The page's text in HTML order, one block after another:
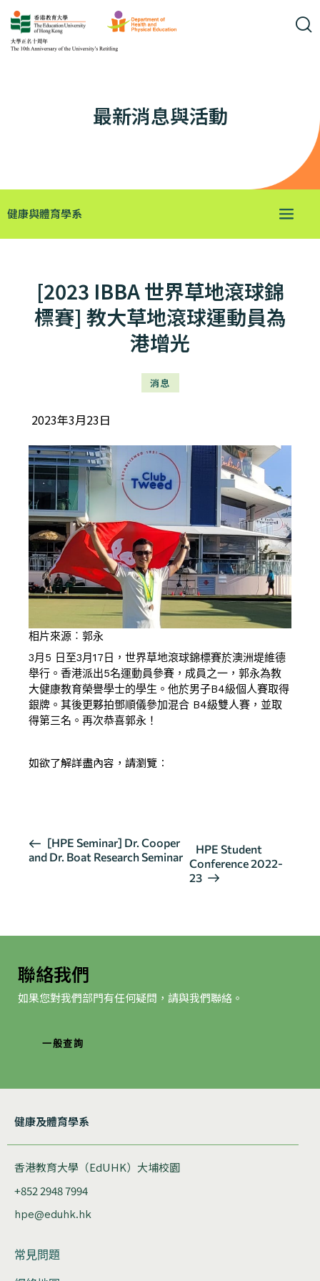
最新消息與活動
健康與體育學系
[2023 IBBA 世界草地滾球錦
標賽] 教大草地滾球運動員為
港增光
消息
2023年3月23日
相片來源︰郭永
3月5 日至3月17日，世界草地滾球錦標賽於澳洲堤維德
舉行。香港派出5名運動員參賽，成員之一，郭永為教
大健康教育榮譽學士的學生。他於男子B4級個人賽取得
銀牌。其後更夥拍鄧順儀參加混合 B4級雙人賽，並取
得第三名。再次恭喜郭永！
如欲了解詳盡內容，請瀏覽︰
活
動
[HPE Seminar] Dr. Cooper
and Dr. Boat Research Seminar
HPE Student
Conference 2022-
23
聯絡我們
如果您對我們部門有任何疑問，請與我們聯絡。
一般查詢
健康及體育學系
香港教育大學（EdUHK）大埔校園
+852 2948 7994
hpe@eduhk.hk
常見問題